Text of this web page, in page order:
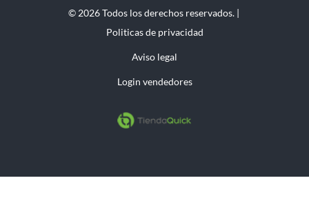
© 2026 Todos los derechos reservados. |
Politicas de privacidad
Aviso legal
Login vendedores